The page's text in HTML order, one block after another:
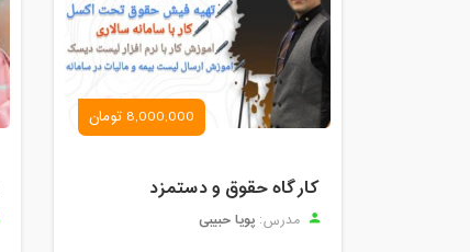
8,000,000 تومان
کارگاه حقوق و دستمزد
مدرس: پویا حبیبی